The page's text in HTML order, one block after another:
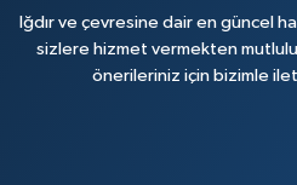
Iğdır ve çevresine dair en güncel
sizlere hizmet vermekten
önerileriniz için bizimle